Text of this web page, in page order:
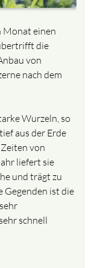
Monat einen
die
von
nach dem
Wurzeln, so
aus der Erde
von
liefert sie
und trägt zu
Gegenden ist die
schnell